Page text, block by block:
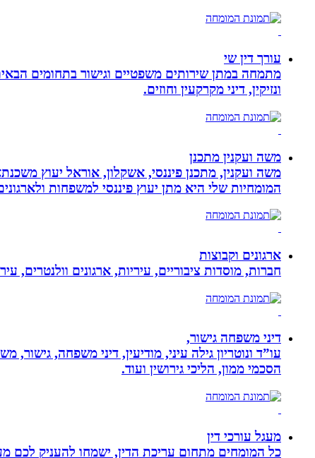
עורך דין שי
מתמחה במתן שירותים משפטיים וגישור בתחומים
ונזיקין, דיני מקרקעין וחוזים.
משה ועקנין מתכנן
משה ועקנין, מתכנן פיננסי, אשקלון, אוראל יעוץ
המומחיות שלי היא מתן יעוץ פיננסי למשפחות
ארגונים וקבוצות
חברות, מוסדות ציבוריים, עיריות, ארגונים וולנטרים,
דיני משפחה גישור,
עו”ד ונוטריון גילה עיני, מודיעין, דיני משפחה,
הסכמי ממון, הליכי גירושין ועוד.
מעגל עורכי דין
כל המומחים מתחום עריכת הדין, ישמחו להעניק לכם